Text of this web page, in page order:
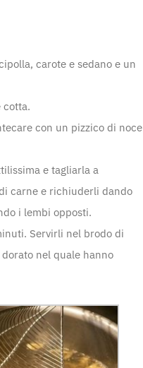
carote e sedano e un
cotta.
con un pizzico di noce
e tagliarla a
carne e richiuderli dando
i lembi opposti.
Servirli nel brodo di
nel quale hanno